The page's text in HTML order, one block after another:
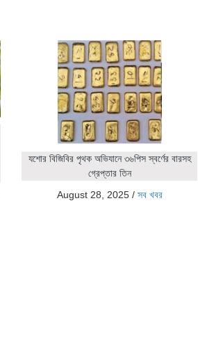
যশোর বিজিবির পৃথক অভিযানে ৩৬পিস স্বর্ণের বারসহ
গ্রেপ্তার তিন
August 28, 2025/ সব খবর